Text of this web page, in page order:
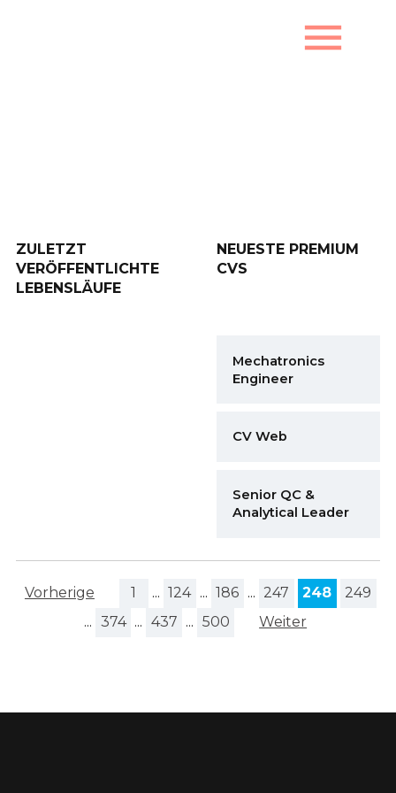
menu
ZULETZT
VERÖFFENTLICHTE
LEBENSLÄUFE
NEUESTE PREMIUM
CVS
Mechatronics
Engineer
CV Web
Senior QC &
Analytical Leader
Vorherige 1 ... 124 ... 186 ... 247 248
249
... 374 ... 437 ... 500 Weiter